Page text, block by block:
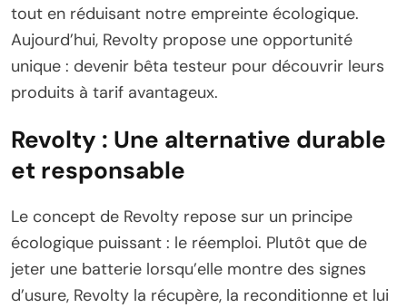
tout en réduisant notre empreinte écologique.
Aujourd’hui, Revolty propose une opportunité
unique : devenir bêta testeur pour découvrir leurs
produits à tarif avantageux.
Revolty : Une alternative durable
et responsable
Le concept de Revolty repose sur un principe
écologique puissant : le réemploi. Plutôt que de
jeter une batterie lorsqu’elle montre des signes
d’usure, Revolty la récupère, la reconditionne et lui